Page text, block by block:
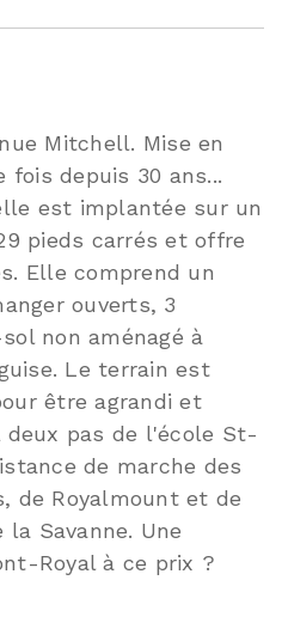
Mitchell. Mise en
fois depuis 30 ans...
est implantée sur un
pieds carrés et offre
Elle comprend un
ouverts, 3
non aménagé à
Le terrain est
être agrandi et
deux pas de l'école St-
de marche des
de Royalmount et de
Savanne. Une
Royal à ce prix ?